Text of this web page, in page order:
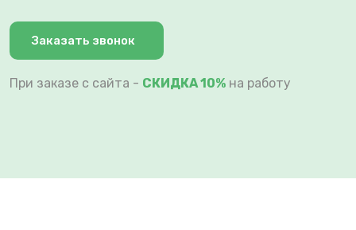
Заказать звонок
При заказе с сайта - СКИДКА 10% на работу